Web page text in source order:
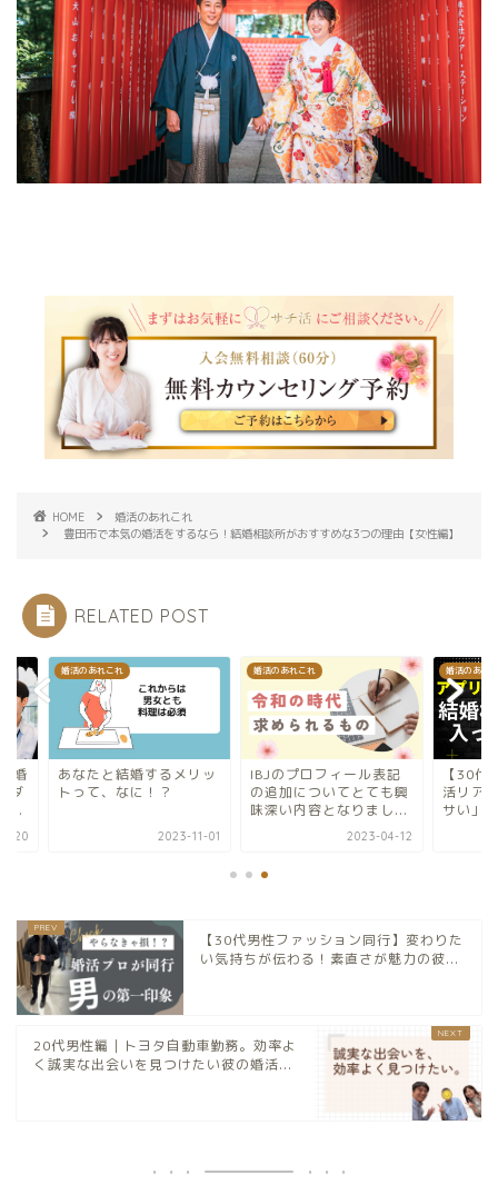
HOME
婚活のあれこれ
豊田市で本気の婚活をするなら！結婚相談所がおすすめな3つの理由【女性編】
RELATED POST
あれこれ
たと結婚するメリッ
て、なに！？
婚活のあれこれ
IBJのプロフィール表記
の追加についてとても興
味深い内容となりまし...
婚活のあれこれ
【30代トヨタ系男性
活リアル】「婚活っ
サい」と思った僕が
【30代男性ファッション同行】変わりた
い気持ちが伝わる！素直さが魅力の彼...
20代男性編｜トヨタ自動車勤務。効率よ
く誠実な出会いを見つけたい彼の婚活...